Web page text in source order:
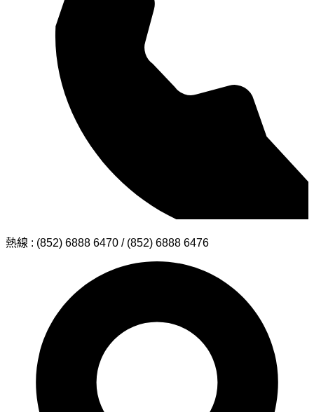
熱線 : (852) 6888 6470 / (852) 6888 6476